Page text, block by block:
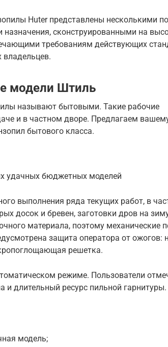
Huter представлены несколькими
сконструированными на
требованиям действующих
модели Штиль
называют бытовыми. Такие рабочие
и в частном дворе. Предлагаем
бытового класса.
удачных бюджетных моделей
выполнения ряда текущих работ, в
досок и бревен, заготовки дров на
материала, поэтому механические
защита оператора от ожогов:
решетка.
режиме. Пользователи
и длительный ресурс пильной гарнитуры.
модель;